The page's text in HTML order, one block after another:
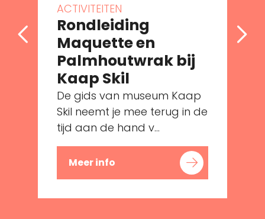
ACTIVITEITEN
Rondleiding
Maquette en
Palmhoutwrak bij
Kaap Skil
De gids van museum Kaap
Skil neemt je mee terug in de
tijd aan de hand v...
Meer info